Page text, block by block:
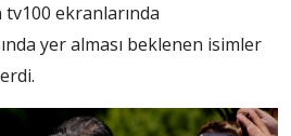
ekranlarında
yer alması beklenen isimler